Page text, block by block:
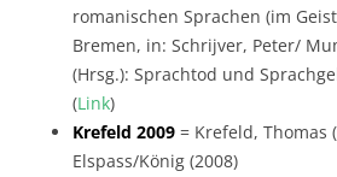
romanischen Sprachen (im
Bremen, in: Schrijver, Peter/
(Hrsg.): Sprachtod und
(Link)
Krefeld 2009 = Krefeld, Thomas
Elspass/König (2008)